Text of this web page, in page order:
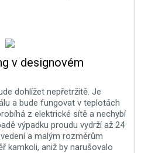
v designovém
dohlížet nepřetržitě. Je
a bude fungovat v teplotách
z elektrické sítě a nechybí
výpadku proudu vydrží až 24
a malým rozměrům
kamkoli, aniž by narušovalo